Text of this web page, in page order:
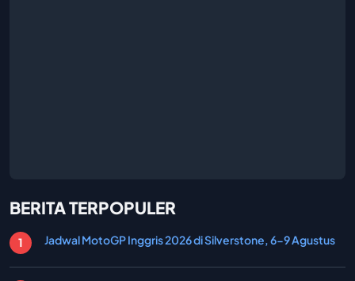
BERITA TERPOPULER
Jadwal MotoGP Inggris 2026 di Silverstone, 6-9 Agustus